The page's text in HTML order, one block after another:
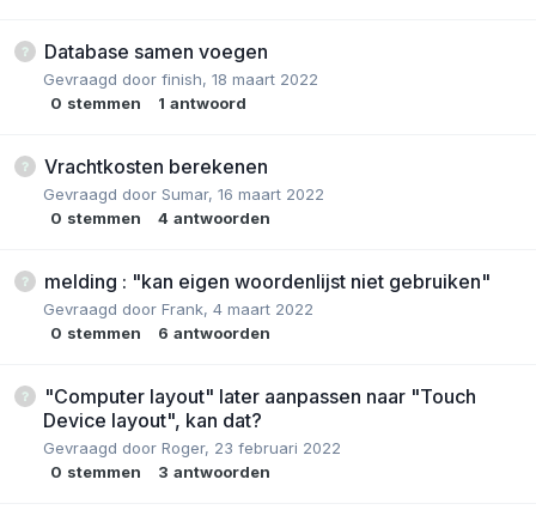
Database samen voegen
Gevraagd door finish, 18 maart 2022
0 stemmen 1 antwoord
Vrachtkosten berekenen
Gevraagd door Sumar, 16 maart 2022
0 stemmen 4 antwoorden
melding : "kan eigen woordenlijst niet gebruiken"
Gevraagd door Frank, 4 maart 2022
0 stemmen 6 antwoorden
"Computer layout" later aanpassen naar "Touch
Device layout", kan dat?
Gevraagd door Roger, 23 februari 2022
0 stemmen 3 antwoorden